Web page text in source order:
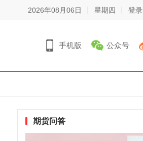
2026年08月06日 星期四 登录
手机版 公众号
期货问答